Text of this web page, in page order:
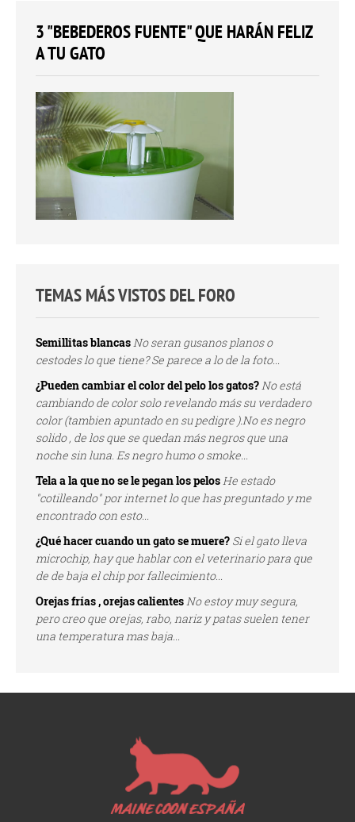
3 "BEBEDEROS FUENTE" QUE HARÁN FELIZ
A TU GATO
TEMAS MÁS VISTOS DEL FORO
Semillitas blancasNo seran gusanos planos o
cestodes lo que tiene? Se parece a lo de la foto...
¿Pueden cambiar el color del pelo los gatos?No está
cambiando de color solo revelando más su verdadero
color (tambien apuntado en su pedigre ).No es negro
solido , de los que se quedan más negros que una
noche sin luna. Es negro humo o smoke...
Tela a la que no se le pegan los pelosHe estado
"cotilleando" por internet lo que has preguntado y me
encontrado con esto...
¿Qué hacer cuando un gato se muere? Si el gato lleva
microchip, hay que hablar con el veterinario para que
de de baja el chip por fallecimiento...
Orejas frías , orejas calientesNo estoy muy segura,
pero creo que orejas, rabo, nariz y patas suelen tener
una temperatura mas baja...